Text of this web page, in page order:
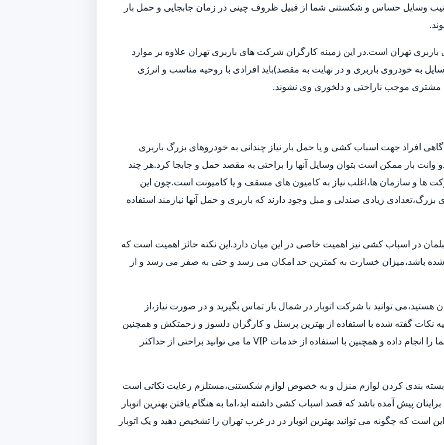
ترتیب وسایل حساس و شکستنی شما از قبیل ظروف چینی در زمان جابجایی و حمل بار
تهران است.در این زمینه کارگران شرکت های باربری تهران علاوه بر موارد
به خودروی باربری و در نهایت به مقصد)باید افرادی با روحیه مناسب و انرژی
مشتری موجب ناراحتی و دلخوری وی نشوند.
افراد جهت اسباب کشی و یا حمل بار نیاز چندانی به خودروهای بزرگ باربری
وانت بار ممکن است بتوان وسایل آنها را براحتی به مقصد حمل و جابجا کرد.هر چند
و سازمان ها،اغلب نیاز به کامیون های مسقف و یا کامیونت است.چون این
زیادی صندلی و مبل وجود دارند که باربری و حمل آنها نیازمند استفاده
در اسباب کشی نیز اهمیت خاصی در این میان دارد.این نکته حائز اهمیت است که
شده باشد،میزان خسارت به کمترین حد امکان می رسد و حتی به صفر می رسد و از
توانید با شرکت اتوبار در شمال بار تماس بگیرید و در صورت نیاز،از
نکات گفته شده با استفاده از بهترین پرسنل و کارگران دلسوز و زحمتکش و همچنین
ناوگانی از بهترین ماشین های باربری و حمل بار،به بهترین شکل ممکن اسباب کشی شما را انجام داده و همچنین با استفاده از خدمات VIP ما می توانید براحتی از حداکثر
بسته بندی کردن لوازم منزل و به خصوص لوازم شکستنی،مستلزم رعایت نکاتی است
پیش آمده باشد که قصد اسباب کشی داشته اید،اما به هنگام یافتن بهترین اتوبار
که چگونه می توانید بهترین اتوبار در در غرب تهران را تشخیص دهید و یک اتوبار